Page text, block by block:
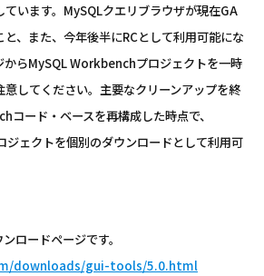
います。MySQLクエリブラウザが現在GA
、また、今年後半にRCとして利用可能にな
からMySQL Workbenchプロジェクトを一時
してください。主要なクリーンアップを終
ード・ベースを再構成した時点で、
ェクトを個別のダウンロードとして利用可
ロードページです。
downloads/gui-tools/5.0.html